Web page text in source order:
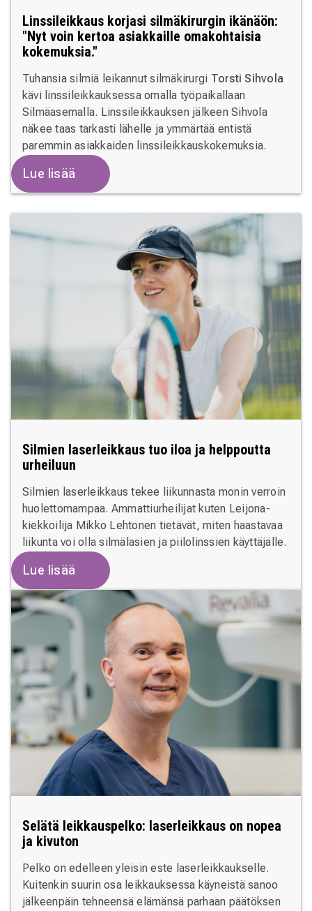
Linssileikkaus korjasi silmäkirurgin ikänäön:
"Nyt voin kertoa asiakkaille omakohtaisia
kokemuksia."
Tuhansia silmiä leikannut silmäkirurgi Torsti Sihvola
kävi linssileikkauksessa omalla työpaikallaan
Silmäasemalla. Linssileikkauksen jälkeen Sihvola
näkee taas tarkasti lähelle ja ymmärtää entistä
paremmin asiakkaiden linssileikkauskokemuksia.
Lue lisää
Silmien laserleikkaus tuo iloa ja helppoutta
urheiluun
Silmien laserleikkaus tekee liikunnasta monin verroin
huolettomampaa. Ammattiurheilijat kuten Leijona-
kiekkoilija Mikko Lehtonen tietävät, miten haastavaa
liikunta voi olla silmälasien ja piilolinssien käyttäjälle.
Lue lisää
Selätä leikkauspelko: laserleikkaus on nopea
ja kivuton
Pelko on edelleen yleisin este laserleikkaukselle.
Kuitenkin suurin osa leikkauksessa käyneistä sanoo
jälkeenpäin tehneensä elämänsä parhaan päätöksen